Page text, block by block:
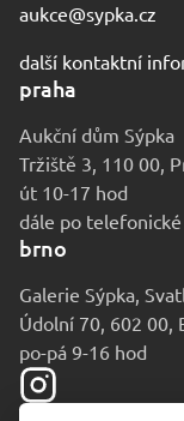
aukce@sypka.cz
další kontaktní
praha
Aukční dům Sýpka
Tržiště 3, 110 00,
út 10-17 hod
dále po
brno
Galerie Sýpka,
Údolní 70, 602 00,
po-pá 9-16 hod